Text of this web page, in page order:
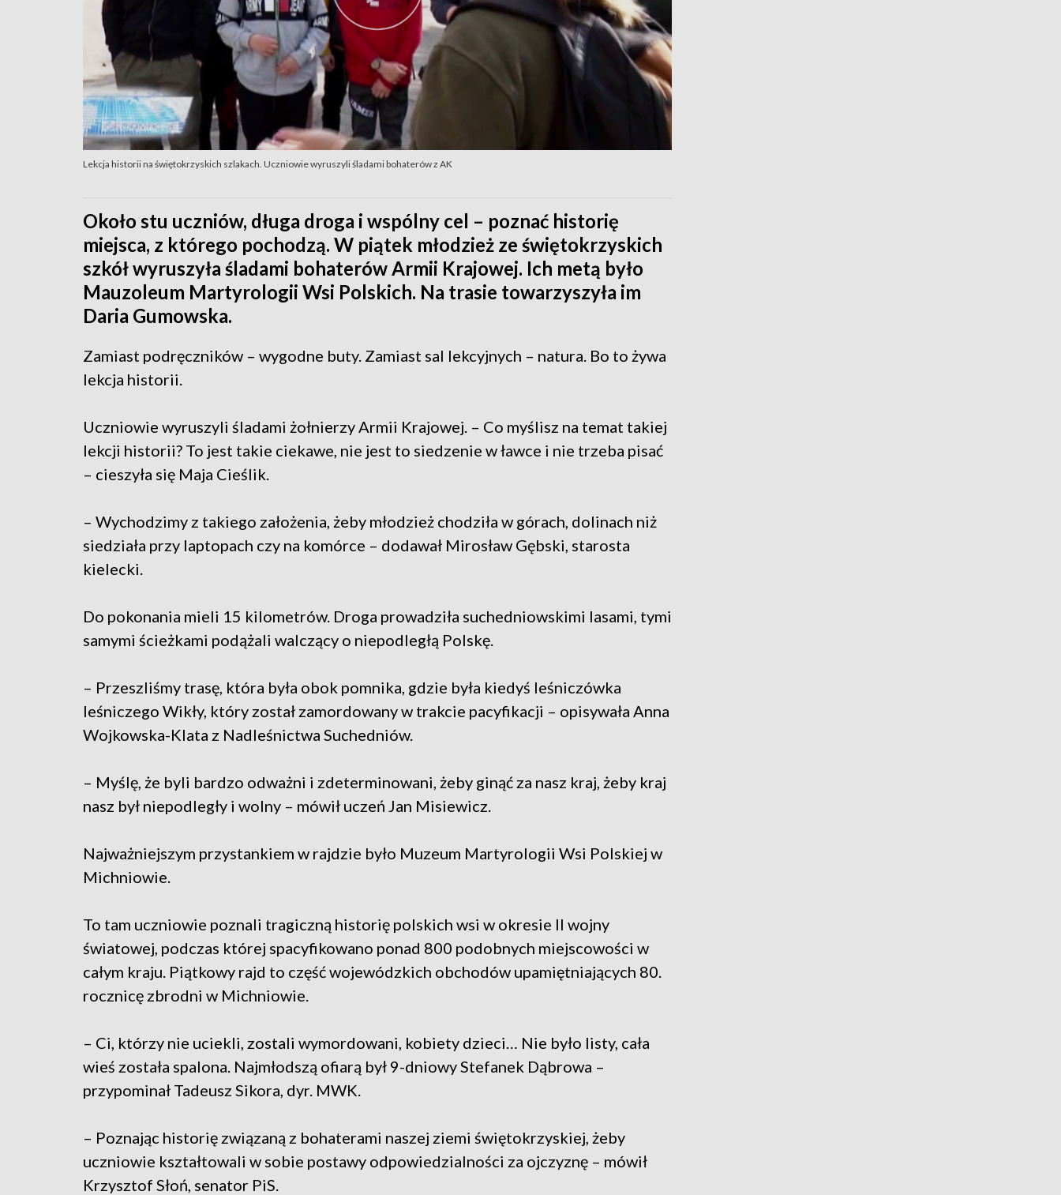
Lekcja historii na świętokrzyskich szlakach. Uczniowie wyruszyli śladami bohaterów z AK
Około stu uczniów, długa droga i wspólny cel – poznać historię
miejsca, z którego pochodzą. W piątek młodzież ze świętokrzyskich
szkół wyruszyła śladami bohaterów Armii Krajowej. Ich metą było
Mauzoleum Martyrologii Wsi Polskich. Na trasie towarzyszyła im
Daria Gumowska.
Zamiast podręczników – wygodne buty. Zamiast sal lekcyjnych – natura. Bo to żywa
lekcja historii.
Uczniowie wyruszyli śladami żołnierzy Armii Krajowej. – Co myślisz na temat takiej
lekcji historii? To jest takie ciekawe, nie jest to siedzenie w ławce i nie trzeba pisać
– cieszyła się Maja Cieślik.
– Wychodzimy z takiego założenia, żeby młodzież chodziła w górach, dolinach niż
siedziała przy laptopach czy na komórce – dodawał Mirosław Gębski, starosta
kielecki.
Do pokonania mieli 15 kilometrów. Droga prowadziła suchedniowskimi lasami, tymi
samymi ścieżkami podążali walczący o niepodległą Polskę.
– Przeszliśmy trasę, która była obok pomnika, gdzie była kiedyś leśniczówka
leśniczego Wikły, który został zamordowany w trakcie pacyfikacji – opisywała Anna
Wojkowska-Klata z Nadleśnictwa Suchedniów.
– Myślę, że byli bardzo odważni i zdeterminowani, żeby ginąć za nasz kraj, żeby kraj
nasz był niepodległy i wolny – mówił uczeń Jan Misiewicz.
Najważniejszym przystankiem w rajdzie było Muzeum Martyrologii Wsi Polskiej w
Michniowie.
To tam uczniowie poznali tragiczną historię polskich wsi w okresie II wojny
światowej, podczas której spacyfikowano ponad 800 podobnych miejscowości w
całym kraju. Piątkowy rajd to część wojewódzkich obchodów upamiętniających 80.
rocznicę zbrodni w Michniowie.
– Ci, którzy nie uciekli, zostali wymordowani, kobiety dzieci… Nie było listy, cała
wieś została spalona. Najmłodszą ofiarą był 9-dniowy Stefanek Dąbrowa –
przypominał Tadeusz Sikora, dyr. MWK.
– Poznając historię związaną z bohaterami naszej ziemi świętokrzyskiej, żeby
uczniowie kształtowali w sobie postawy odpowiedzialności za ojczyznę – mówił
Krzysztof Słoń, senator PiS.